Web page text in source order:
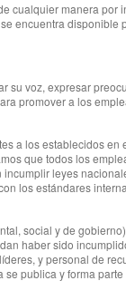
cualquier manera por
encuentra
su voz, expresar
promover a los
a los establecidos en
que todos los
leyes
los estándares
social y de
haber sido
y personal de
publica y forma